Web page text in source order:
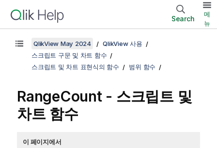
Search
메
뉴
QlikView May 2024
QlikView 사용
스크립트 구문 및 차트 함수
스크립트 및 차트 표현식의 함수
범위 함수
RangeCount- 스크립트 및
차트 함수
이 페이지에서